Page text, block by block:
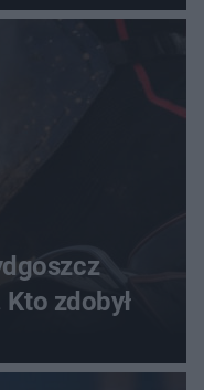
Kto zdobył